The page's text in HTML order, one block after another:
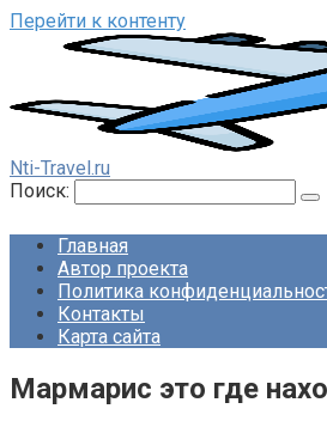
Перейти к контенту
Nti-Travel.ru
Поиск:
Главная
Автор проекта
Политика
Контакты
Карта сайта
Мармарис это где